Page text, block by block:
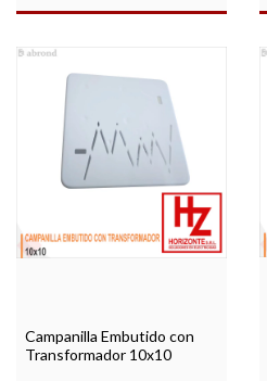
Campanilla Embutido con
Transformador 10x10